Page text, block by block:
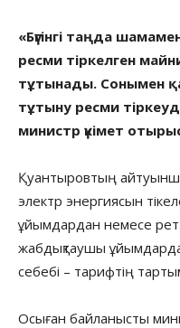
«Бүгінгі таңда
ресми тіркелген
тұтынады. Сонымен
тұтыну ресми
министр үкімет
Қуантыровтың
электр энергиясын
ұйымдардан немесе
жабдықтаушы
себебі – тарифтің
Осыған байланысты